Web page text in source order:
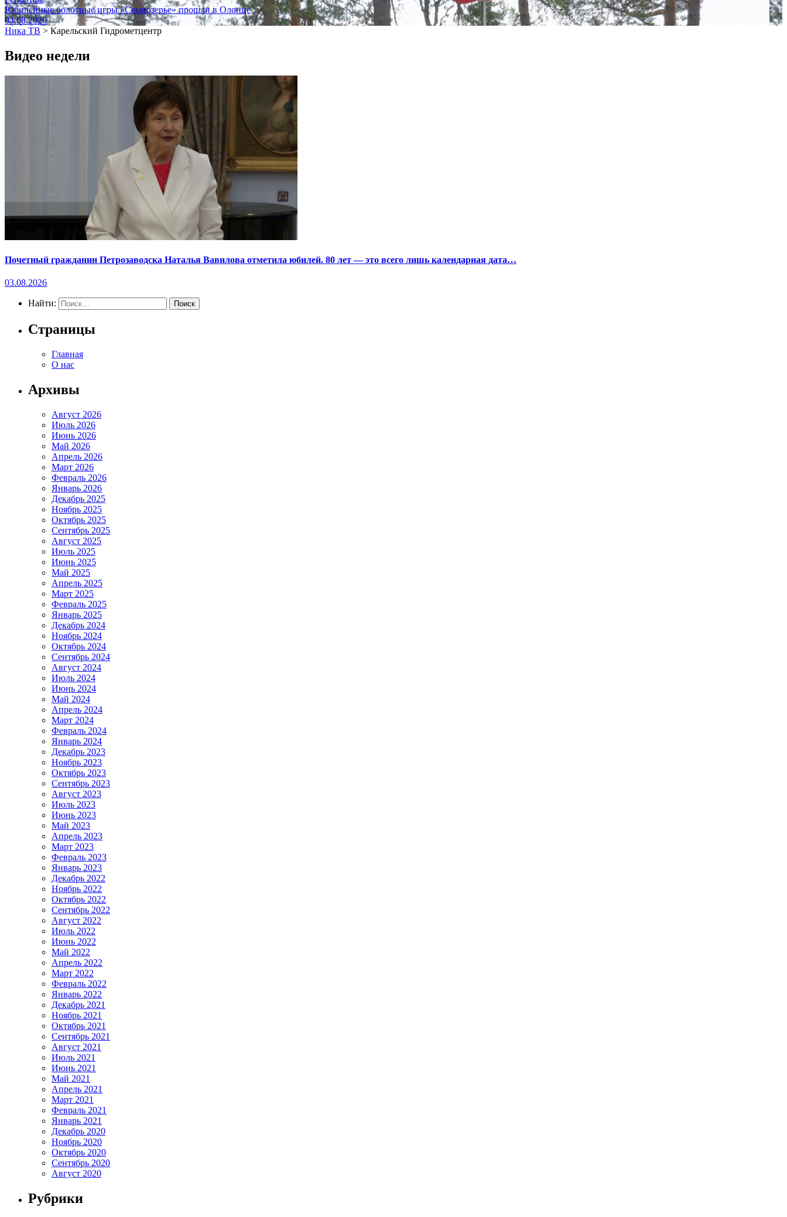
Юбилейные болотные игры «Семиозерье» прошли в Олонце
04.08.2026
Ника ТВ > Карельский Гидрометцентр
Видео недели
Почетный гражданин Петрозаводска Наталья Вавилова отметила юбилей. 80 лет — это всего лишь календарная дата…
03.08.2026
Найти:
Страницы
Главная
О нас
Архивы
Август 2026
Июль 2026
Июнь 2026
Май 2026
Апрель 2026
Март 2026
Февраль 2026
Январь 2026
Декабрь 2025
Ноябрь 2025
Октябрь 2025
Сентябрь 2025
Август 2025
Июль 2025
Июнь 2025
Май 2025
Апрель 2025
Март 2025
Февраль 2025
Январь 2025
Декабрь 2024
Ноябрь 2024
Октябрь 2024
Сентябрь 2024
Август 2024
Июль 2024
Июнь 2024
Май 2024
Апрель 2024
Март 2024
Февраль 2024
Январь 2024
Декабрь 2023
Ноябрь 2023
Октябрь 2023
Сентябрь 2023
Август 2023
Июль 2023
Июнь 2023
Май 2023
Апрель 2023
Март 2023
Февраль 2023
Январь 2023
Декабрь 2022
Ноябрь 2022
Октябрь 2022
Сентябрь 2022
Август 2022
Июль 2022
Июнь 2022
Май 2022
Апрель 2022
Март 2022
Февраль 2022
Январь 2022
Декабрь 2021
Ноябрь 2021
Октябрь 2021
Сентябрь 2021
Август 2021
Июль 2021
Июнь 2021
Май 2021
Апрель 2021
Март 2021
Февраль 2021
Январь 2021
Декабрь 2020
Ноябрь 2020
Октябрь 2020
Сентябрь 2020
Август 2020
Рубрики